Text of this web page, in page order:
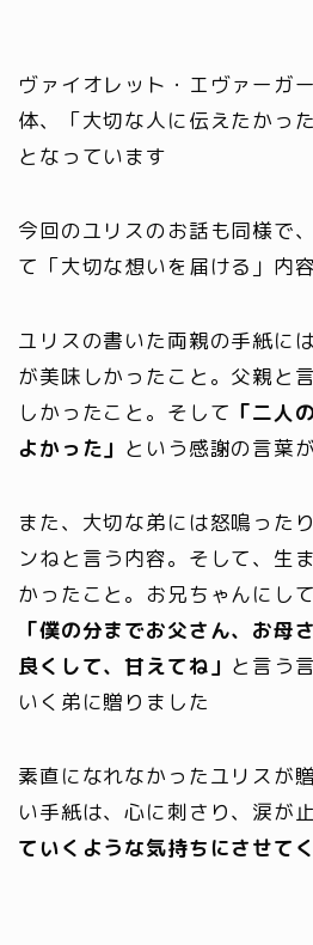
ヴァイオレット・エヴァーガ
体、「大切な人に伝えたかっ
となっています
今回のユリスのお話も同様で
て「大切な想いを届ける」内
ユリスの書いた両親の手紙に
が美味しかったこと。父親と
しかったこと。そして 「二人
よかった」 という感謝の言葉
また、大切な弟には怒鳴った
ンねと言う内容。そして、生
かったこと。お兄ちゃんにし
「僕の分までお父さん、お母
良くして、甘えてね」 と言う
いく弟に贈りました
素直になれなかったユリスが
い手紙は、心に刺さり、涙が
ていくような気持ちにさせて